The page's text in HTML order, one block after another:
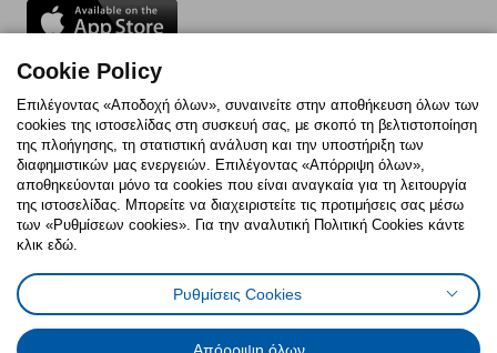
Follow us:
FacebookInstagram
TikTokYoutubePinterestTwitter
Πολιτική CookiesΔήλωση ψηφιακής προσβασιμότητας
Ρυθμίσεις cookiesΌροι Χρήσης
Γενική Πολιτική Προσωπικών Δεδομένων
Πολιτική Προσωπικών Δεδομένων για ΙΚΕΑ.gr
Cookie Policy
Επιλέγοντας «Αποδοχή όλων», συναινείτε στην αποθήκευση όλων των
cookies της ιστοσελίδας στη συσκευή σας, με σκοπό τη βελτιστοποίηση
της πλοήγησης, τη στατιστική ανάλυση και την υποστήριξη των
διαφημιστικών μας ενεργειών. Επιλέγοντας «Απόρριψη όλων»,
αποθηκεύονται μόνο τα cookies που είναι αναγκαία για τη λειτουργία
της ιστοσελίδας. Μπορείτε να διαχειριστείτε τις προτιμήσεις σας μέσω
των «Ρυθμίσεων cookies». Για την αναλυτική Πολιτική Cookies κάντε
κλικ εδώ.
Ρυθμίσεις Cookies